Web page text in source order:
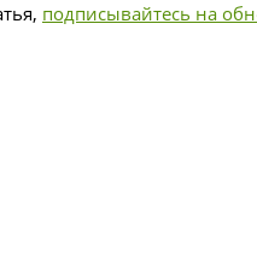
подписывайтесь на